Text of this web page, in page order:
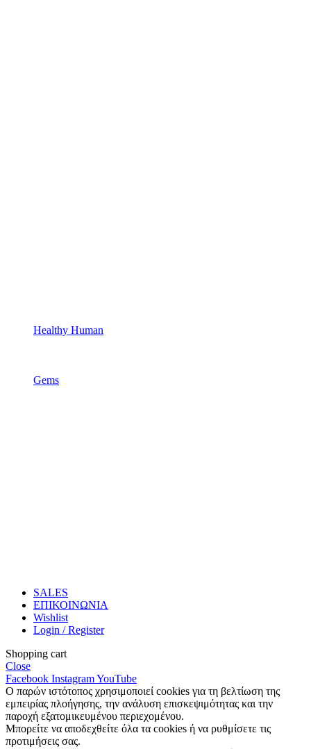
Healthy Human
Gems
SALES
ΕΠΙΚΟΙΝΩΝΙΑ
Wishlist
Login / Register
Shopping cart
Close
Facebook InstagramYouTube
Ο παρών ιστότοπος χρησιμοποιεί cookies για τη βελτίωση της
εμπειρίας πλοήγησης, την ανάλυση επισκεψιμότητας και την
παροχή εξατομικευμένου περιεχομένου.
Μπορείτε να αποδεχθείτε όλα τα cookies ή να ρυθμίσετε τις
προτιμήσεις σας.